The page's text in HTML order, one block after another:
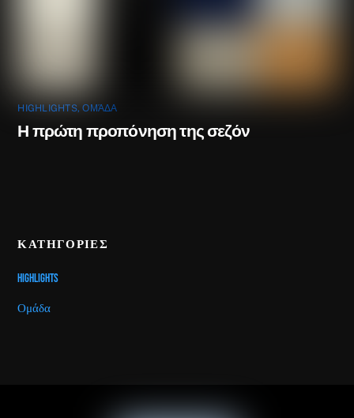
HIGHLIGHTS,ΟΜΆΔΑ
Η πρώτη προπόνηση της σεζόν
ΚΑΤΗΓΟΡΙΕΣ
Highlights
Ομάδα